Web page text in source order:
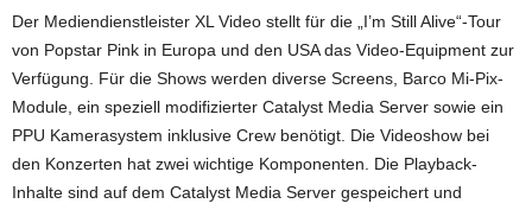
Der Mediendienstleister XL Video stellt für die „I’m Still Alive“-Tour
von Popstar Pink in Europa und den USA das Video-Equipment zur
Verfügung. Für die Shows werden diverse Screens, Barco Mi-Pix-
Module, ein speziell modifizierter Catalyst Media Server sowie ein
PPU Kamerasystem inklusive Crew benötigt. Die Videoshow bei
den Konzerten hat zwei wichtige Komponenten. Die Playback-
Inhalte sind auf dem Catalyst Media Server gespeichert und